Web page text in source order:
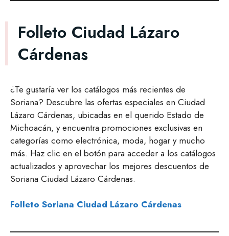
Folleto Ciudad Lázaro
Cárdenas
¿Te gustaría ver los catálogos más recientes de
Soriana? Descubre las ofertas especiales en Ciudad
Lázaro Cárdenas, ubicadas en el querido Estado de
Michoacán, y encuentra promociones exclusivas en
categorías como electrónica, moda, hogar y mucho
más. Haz clic en el botón para acceder a los catálogos
actualizados y aprovechar los mejores descuentos de
Soriana Ciudad Lázaro Cárdenas.
Folleto Soriana Ciudad Lázaro Cárdenas